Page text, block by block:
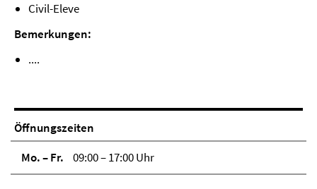
Civil-Eleve
Bemerkungen:
....
Öffnungszeiten
Mo. – Fr.
09:00 – 17:00 Uhr